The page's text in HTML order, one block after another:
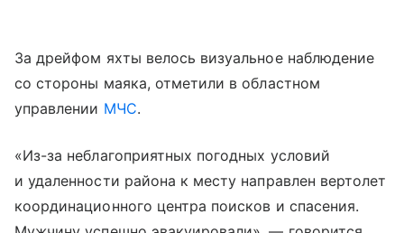
За дрейфом яхты велось визуальное наблюдение
со стороны маяка, отметили в областном
управлении МЧС.
«Из-за неблагоприятных погодных условий
и удаленности района к месту направлен вертолет
координационного центра поисков и спасения.